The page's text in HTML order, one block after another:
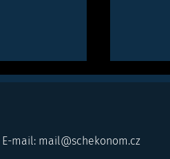
​E-mail: mail@schekonom.cz